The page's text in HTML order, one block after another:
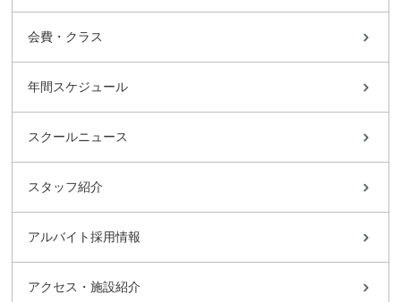
会費・クラス
年間スケジュール
スクールニュース
スタッフ紹介
アルバイト採用情報
アクセス・施設紹介